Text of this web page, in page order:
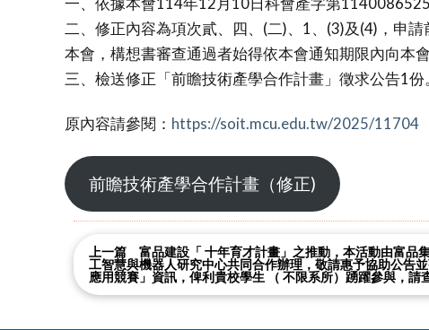
二、修正內容為項次貳、四、(二)、1、(3)及(4)，申
本會，構想書審查通過者始得依本會通知期限內向本
三、檢送修正「前瞻技術產學合作計畫」徵求公告1份
原內容請參閱： https://soit.mcu.edu.tw/2025/11704
前瞻技術產學合作計畫（修正)
上一篇 富品建設「 十年育才計畫」之推動，本活動由富品
工智慧與機器人研究中心共同合作辦理，敬請惠予協助公告
應用競賽」資訊，俾利貴校學生 （ 不限系所）踴躍參與，請